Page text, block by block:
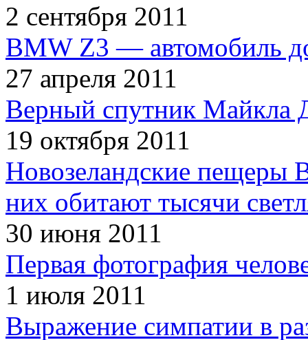
2 сентября 2011
BMW Z3 — автомобиль
27 апреля 2011
Верный спутник Майкла
19 октября 2011
Новозеландские пещеры
них обитают тысячи
30 июня 2011
Первая фотография
1 июля 2011
Выражение симпатии в